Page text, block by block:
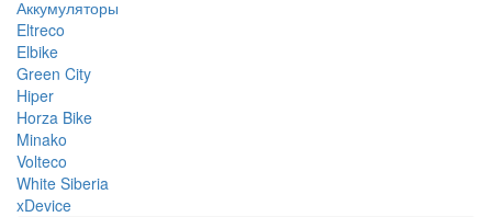
Аккумуляторы
Eltreco
Elbike
Green City
Hiper
Horza Bike
Minako
Volteco
White Siberia
xDevice